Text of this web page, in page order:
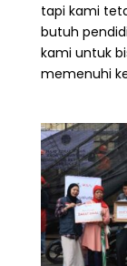
tapi kami
butuh
kami untuk
memenuhi